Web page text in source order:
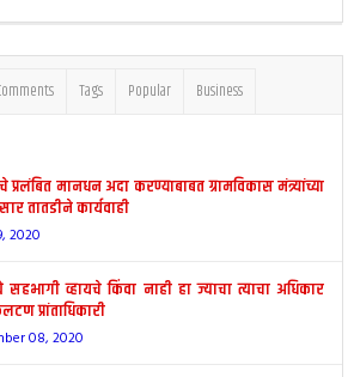
Tags Popular
Business
मानधन अदा करण्याबाबत ग्रामविकास मंत्र्यांच्या
तातडीने कार्यवाही
2020
व्हायचे किंवा नाही हा ज्याचा त्याचा अधिकार
प्रांताधिकारी
08, 2020